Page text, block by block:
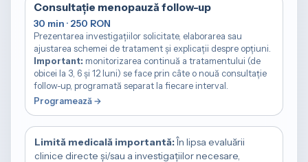
Consultație menopauză follow-up
30 min · 250 RON
Prezentarea investigațiilor solicitate, elaborarea sau
ajustarea schemei de tratament și explicații despre opțiuni.
Important: monitorizarea continuă a tratamentului (de
obicei la 3, 6 și 12 luni) se face prin câte o nouă consultație
follow-up, programată separat la fiecare interval.
Limită medicală importantă:În lipsa evaluării
clinice directe și/sau a investigațiilor necesare,